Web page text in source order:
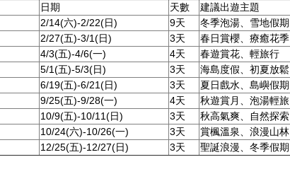
日期 天數
建議出遊主題
2/14(六)-2/22(日) 9天
冬季泡湯、雪地假期
2/27(五)-3/1(日) 3天
春日賞櫻、療癒花季
4/3(五)-4/6(一) 4天
春遊賞花、輕旅行
5/1(五)-5/3(日) 3天
海島度假、初夏放鬆
6/19(五)-6/21(日) 3天
夏日戲水、島嶼假期
9/25(五)-9/28(一) 4天
秋遊賞月、泡湯輕旅
10/9(五)-10/11(日) 3天
秋高氣爽、自然探索
10/24(六)-10/26(一) 3天
賞楓溫泉、浪漫山林
12/25(五)-12/27(日) 3天 聖誕浪漫、冬季假期